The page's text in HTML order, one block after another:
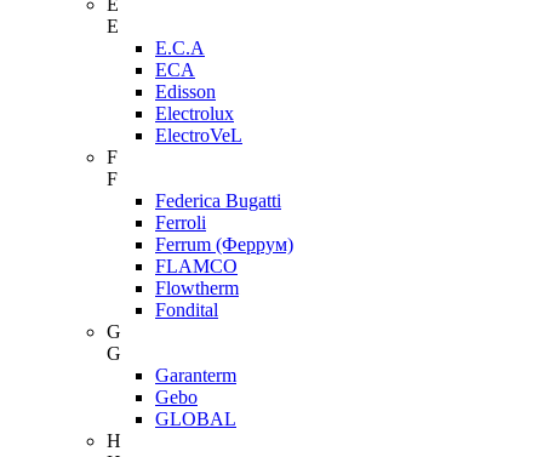
E
E
E.C.A
ECA
Edisson
Electrolux
ElectroVeL
F
F
Federica Bugatti
Ferroli
Ferrum (Феррум)
FLAMCO
Flowtherm
Fondital
G
G
Garanterm
Gebo
GLOBAL
H